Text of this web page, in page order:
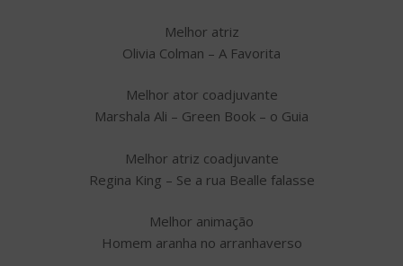
Melhor atriz
Olivia Colman – A Favorita
Melhor ator coadjuvante
Marshala Ali – Green Book – o Guia
Melhor atriz coadjuvante
Regina King – Se a rua Bealle falasse
Melhor animação
Homem aranha no arranhaverso